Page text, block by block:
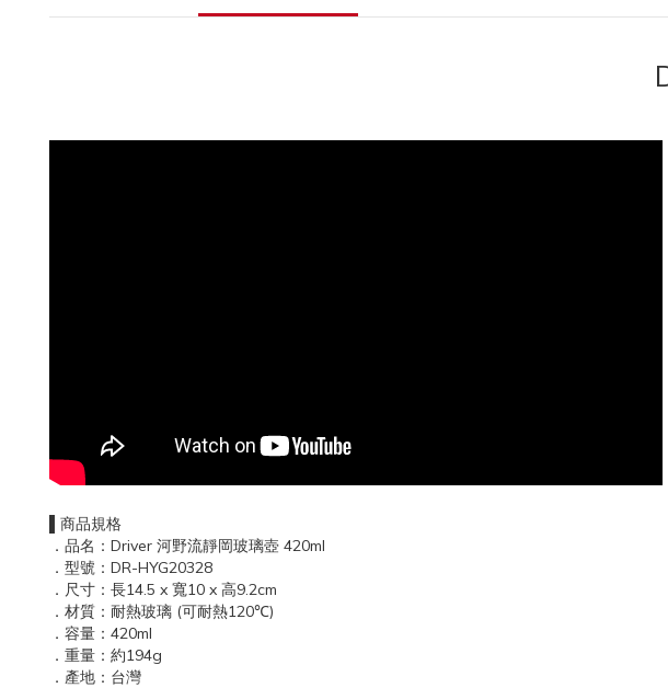
▌商品規格
．品名：Driver 河野流靜岡玻璃壺 420ml
．型號：DR-HYG20328
．尺寸：長14.5 x 寬10 x 高9.2cm
．材質：耐熱玻璃 (可耐熱120℃)
．容量：420ml
．重量：約194g
．產地：台灣